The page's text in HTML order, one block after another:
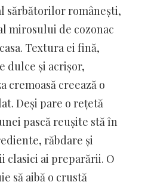
sărbătorilor românești,
mirosului de cozonac
Textura ei fină,
dulce și acrișor,
cremoasă creează o
Deși pare o rețetă
pască reușite stă în
răbdare și
clasici ai preparării. O
să aibă o crustă